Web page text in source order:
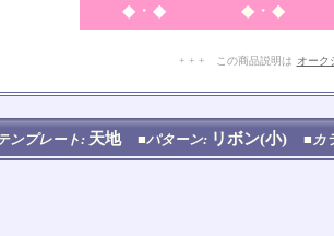
◆・◆ ◆・◆
+ + + この商品説明は オーク
ンプレート: 天地 ■パターン: リボン(小) ■カ